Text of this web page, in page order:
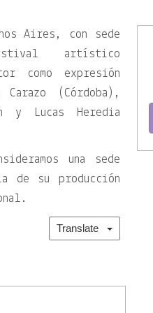
Aires, con sede
artístico
como expresión
(Córdoba),
y Lucas Heredia
una sede
de su producción
Translate